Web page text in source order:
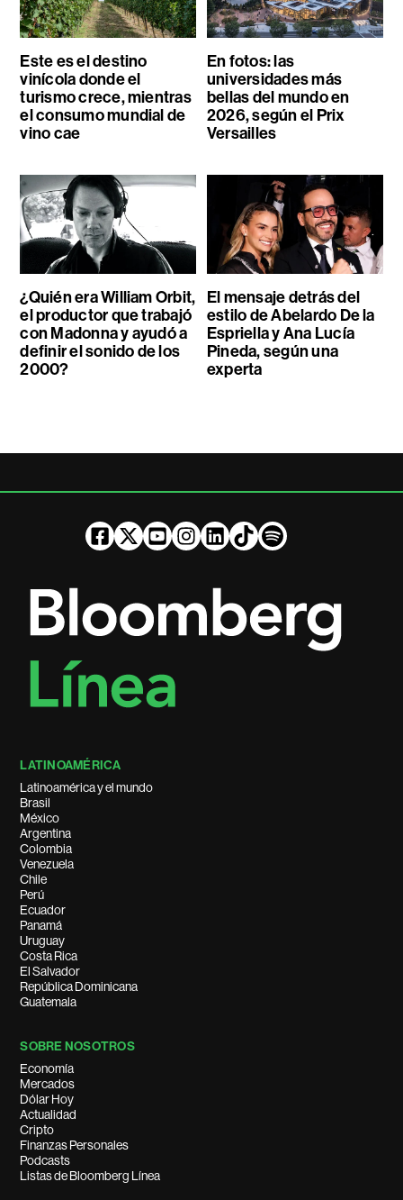
Este es el destino
vinícola donde el
turismo crece, mientras
el consumo mundial de
vino cae
En fotos: las
universidades más
bellas del mundo en
2026, según el Prix
Versailles
¿Quién era William Orbit,
el productor que trabajó
con Madonna y ayudó a
definir el sonido de los
2000?
El mensaje detrás del
estilo de Abelardo De la
Espriella y Ana Lucía
Pineda, según una
experta
LATINOAMÉRICA
Latinoamérica y el mundo
Brasil
México
Argentina
Colombia
Venezuela
Chile
Perú
Ecuador
Panamá
Uruguay
Costa Rica
El Salvador
República Dominicana
Guatemala
SOBRE NOSOTROS
Economía
Mercados
Dólar Hoy
Actualidad
Cripto
Finanzas Personales
Podcasts
Listas de Bloomberg Línea